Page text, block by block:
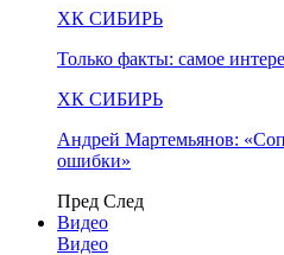
ХК СИБИРЬ
Только факты: самое
ХК СИБИРЬ
Андрей Мартемьянов:
ошибки»
Пред След
Видео
Видео